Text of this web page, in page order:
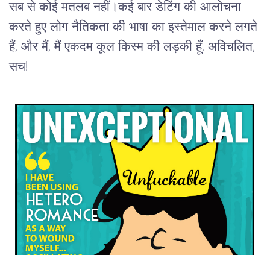
सब से कोई मतलब नहीं।कई बार डेटिंग की आलोचना
करते हुए लोग नैतिकता की भाषा का इस्तेमाल करने लगते
हैं, और मैं, मैं एकदम कूल किस्म की लड़की हूँ, अविचलित,
सच!